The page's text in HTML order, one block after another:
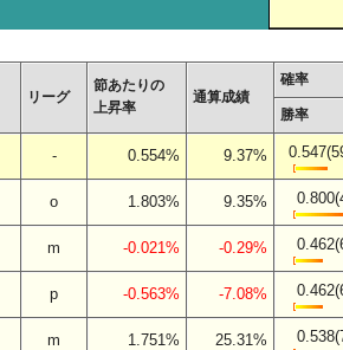
リーグ
節あたりの
上昇率
通算成績
確率
勝率
- 0.554% 9.37%
o 1.803% 9.35%
m -0.021% -0.29%
p -0.563% -7.08%
m 1.751% 25.31%